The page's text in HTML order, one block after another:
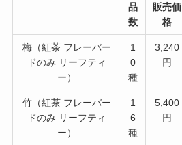
品
数
販売価
格
梅（紅茶 フレーバー
ドのみ リーフティ
ー）
1
0
種
3,240
円
竹（紅茶 フレーバー
ドのみ リーフティ
ー）
1
6
種
5,400
円